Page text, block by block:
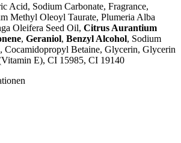
Acid, Sodium Carbonate, Fragrance,
Methyl Oleoyl Taurate, Plumeria Alba
Oleifera Seed Oil, Citrus Aurantium
, Geraniol, Benzyl Alcohol, Sodium
Cocamidopropyl Betaine, Glycerin, Glycerin
E), CI 15985, CI 19140